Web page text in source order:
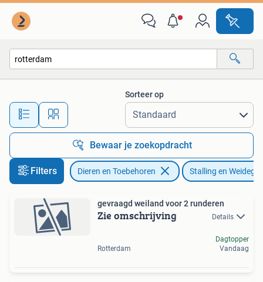
Alle afstanden…
Sorteer op
Bewaar je zoekopdracht
Filters Dieren en Toebehoren Stalling en
gevraagd weiland voor 2 runderen
Zie omschrijving Details
Rotterdam
Dagtopper
Vandaag